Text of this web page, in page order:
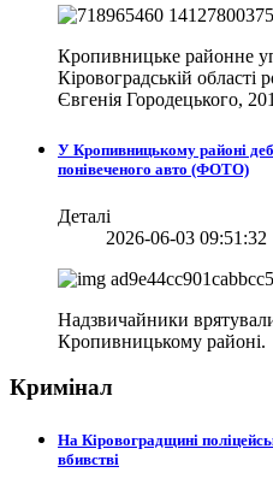
Кропивницьке районне
Кіровоградській області
Євгенія Городецького,
У Кропивницькому районі
понівеченого авто (ФОТО)
Деталі
2026-06-03 09:51:32
Надзвичайники
Кропивницькому районі.
Кримінал
На Кіровоградщині
вбивстві